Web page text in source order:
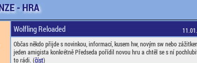
- HRA
Wolfling Reloaded
Občas někdo přijde s novinkou, informací, kusem hw, novým sw nebo
jeden amigista konkrétně Předseda pořídil novou hru a chtěl se s ní
to rádi. (číst)